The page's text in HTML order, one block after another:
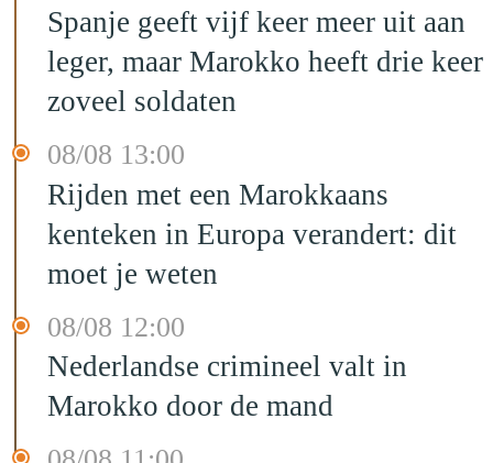
Spanje geeft vijf keer meer uit aan
leger, maar Marokko heeft drie keer
zoveel soldaten
08/08 13:00
Rijden met een Marokkaans
kenteken in Europa verandert: dit
moet je weten
08/08 12:00
Nederlandse crimineel valt in
Marokko door de mand